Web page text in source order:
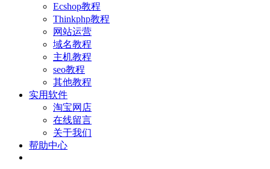
Ecshop教程
Thinkphp教程
网站运营
域名教程
主机教程
seo教程
其他教程
实用软件
淘宝网店
在线留言
关于我们
帮助中心